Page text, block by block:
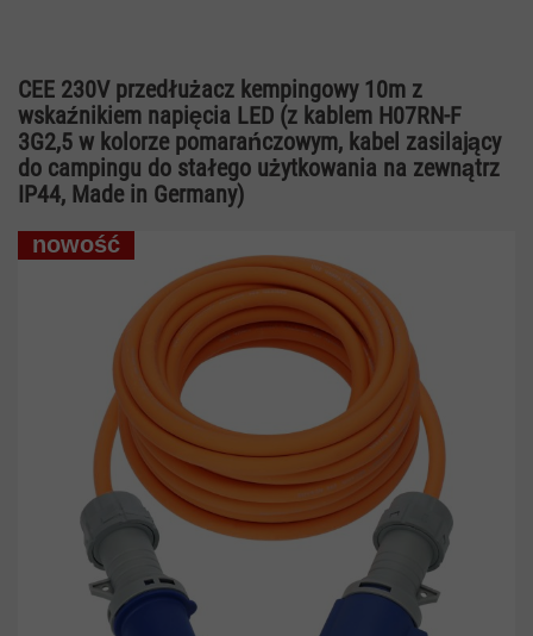
CEE 230V przedłużacz kempingowy 10m z
wskaźnikiem napięcia LED (z kablem H07RN-F
3G2,5 w kolorze pomarańczowym, kabel zasilający
do campingu do stałego użytkowania na zewnątrz
IP44, Made in Germany)
nowość